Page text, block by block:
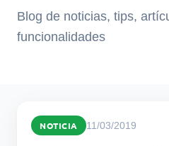
Blog de noticias, tips,
funcionalidades
NOTICIA 11/03/2019